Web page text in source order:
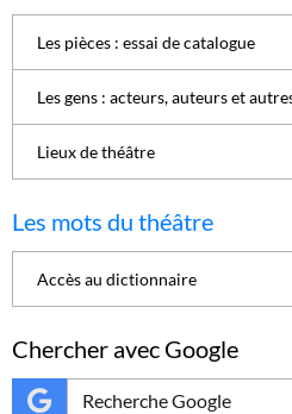
Les pièces : essai de catalogue
Les gens : acteurs, auteurs et
Lieux de théâtre
Les mots du théâtre
Accès au dictionnaire
Chercher avec Google